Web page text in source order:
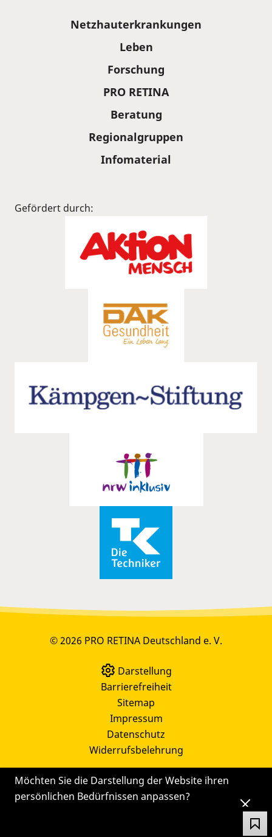
Möchten Sie die Darstellung der Website ihren
persönlichen Bedürfnissen anpassen?
Netzhauterkrankungen
Leben
Forschung
PRO RETINA
Beratung
Regionalgruppen
Infomaterial
Gefördert durch:
© 2026 PRO RETINA Deutschland e. V.
Darstellung
Barrierefreiheit
Sitemap
Impressum
Datenschutz
Widerrufsbelehrung